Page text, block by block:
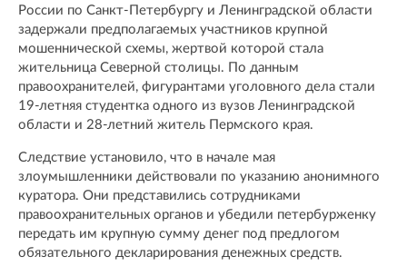
России по Санкт-Петербургу и Ленинградской области
задержали предполагаемых участников крупной
мошеннической схемы, жертвой которой стала
жительница Северной столицы. По данным
правоохранителей, фигурантами уголовного дела стали
19-летняя студентка одного из вузов Ленинградской
области и 28-летний житель Пермского края.
Следствие установило, что в начале мая
злоумышленники действовали по указанию анонимного
куратора. Они представились сотрудниками
правоохранительных органов и убедили петербурженку
передать им крупную сумму денег под предлогом
обязательного декларирования денежных средств.